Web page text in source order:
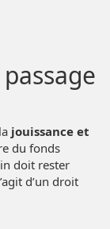
jouissance et
du fonds
doit rester
d’un droit